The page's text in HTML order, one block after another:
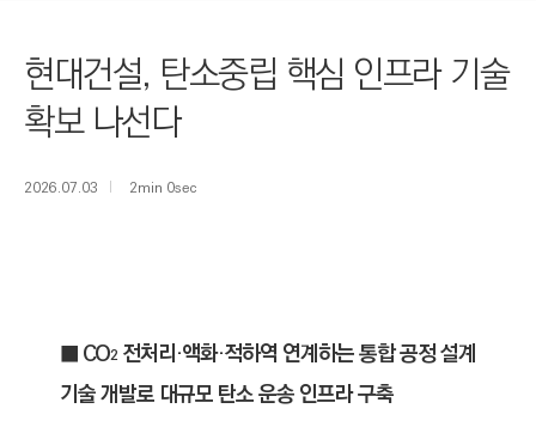
N
E
E
C
O
N
현대건설, 탄소중립 핵심 인프라 기술
확보 나선다
2026.07.03 2min 0sec
■ CO2 전처리·액화·적하역 연계하는 통합 공정 설계
기술 개발로 대규모 탄소 운송 인프라 구축